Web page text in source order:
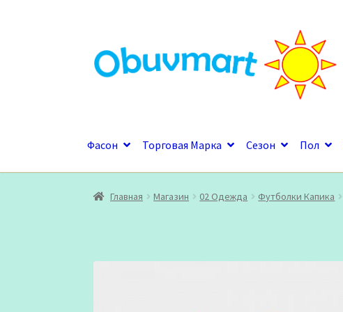
к
навигации
к
содержимому
Фасон Торговая Марка Сезон Пол
Главная Магазин 02 Одежда Футболки Капика